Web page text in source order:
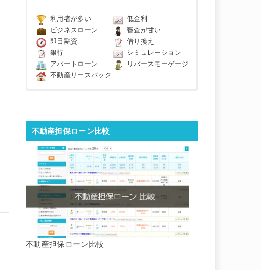
利用者が多い
低金利
ビジネスローン
審査が甘い
即日融資
借り換え
銀行
シミュレーション
アパートローン
リバースモーゲージ
不動産リースバック
不動産担保ローン比較
不動産担保ローン比較